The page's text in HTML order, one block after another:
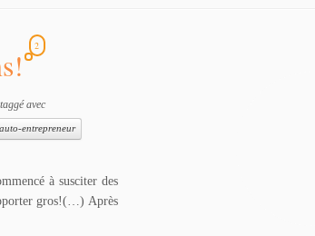
2
avec
entrepreneur
à susciter des
gros!(…) Après